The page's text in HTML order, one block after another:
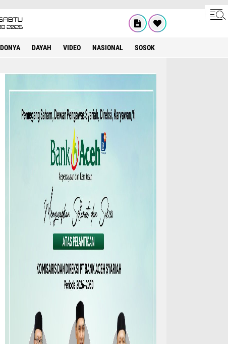
2026
DONYA DAYAH VIDEO NASIONAL SOSOK